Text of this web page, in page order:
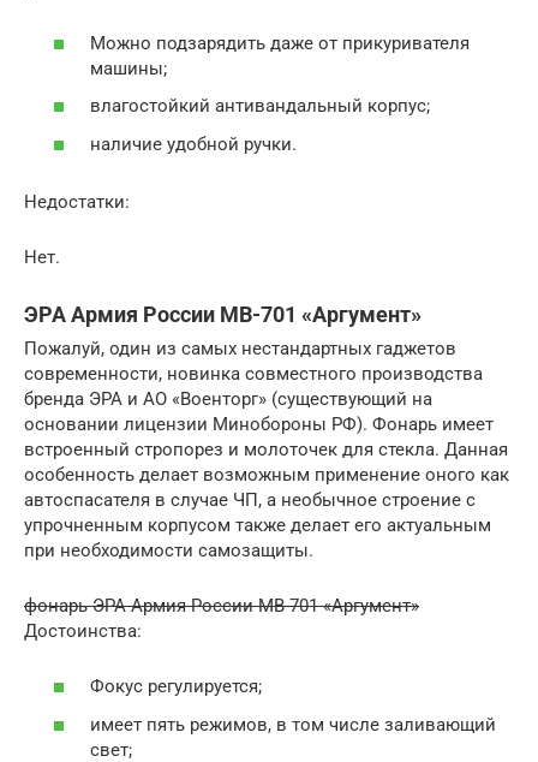
Можно подзарядить даже от прикуривателя
машины;
влагостойкий антивандальный корпус;
наличие удобной ручки.
Недостатки:
Нет.
ЭРА Армия России MB-701 «Аргумент»
Пожалуй, один из самых нестандартных гаджетов
современности, новинка совместного производства
бренда ЭРА и АО «Военторг» (существующий на
основании лицензии Минобороны РФ). Фонарь имеет
встроенный стропорез и молоточек для стекла. Данная
особенность делает возможным применение оного как
автоспасателя в случае ЧП, а необычное строение с
упрочненным корпусом также делает его актуальным
при необходимости самозащиты.
фонарь ЭРА Армия России MB-701 «Аргумент»
Достоинства:
Фокус регулируется;
имеет пять режимов, в том числе заливающий
свет;